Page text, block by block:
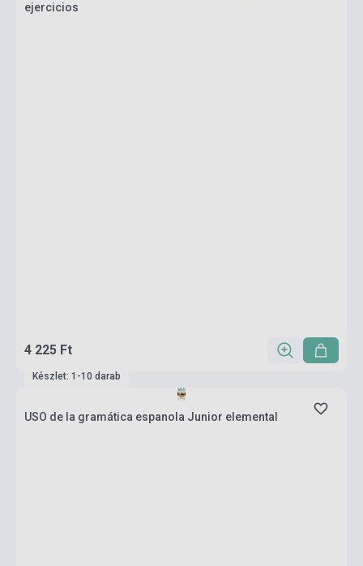
ejercicios
4 225 Ft
Készlet: 1-10 darab
USO de la gramática espanola Junior elemental